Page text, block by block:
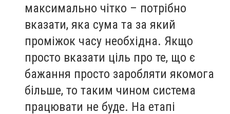
максимально чітко – потрібно
вказати, яка сума та за який
проміжок часу необхідна. Якщо
просто вказати ціль про те, що є
бажання просто заробляти якомога
більше, то таким чином система
працювати не буде. На етапі